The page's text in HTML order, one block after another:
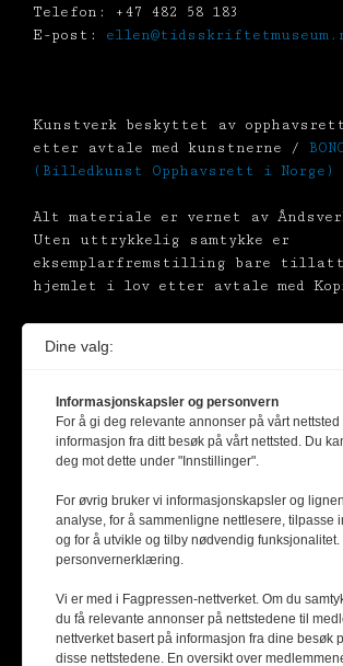
Telefon: +47 482 58 183
E-post:
Kunstverk beskyttet av
etter avtale med kunstnerne /
(Billedkunst Opphavsrett i Norge)
Alt materiale er vernet av
Uten uttrykkelig samtykke er
eksemplarfremstilling bare
hjemlet i lov etter avtale med
Dine valg:
Informasjonskapsler og personvern
For å gi deg relevante annonser på vårt nettsted
informasjon fra ditt besøk på vårt nettsted. Du
deg mot dette under "Innstillinger".
For øvrig bruker vi informasjonskapsler og
analyse, for å sammenligne nettlesere, tilpasse
og for å utvikle og tilby nødvendig funksjonalitet.
personvernerklæring.
Vi er med i Fagpressen-nettverket. Om du
du få relevante annonser på nettstedene til
nettverket basert på informasjon fra dine besøk
disse nettstedene. En oversikt over